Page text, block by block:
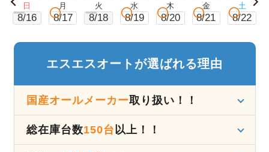
日
8/16
月
8/17
火
8/18
水
8/19
木
8/20
金
8/21
土
8/22
エスエスオートが選ばれる理由
国産オールメーカー取り扱い！！
総在庫台数150台 以上！！